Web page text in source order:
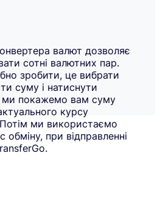
валют дозволяє
сотні валютних пар.
зробити, це вибрати
суму і натиснути
ми покажемо вам суму
курсу
ми використаємо
при відправленні